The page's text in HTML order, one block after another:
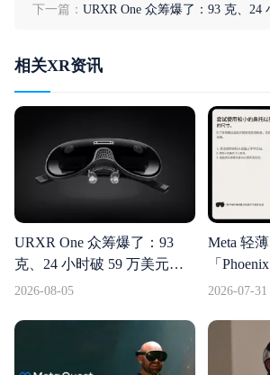
下一篇： URXR One 众筹爆了：93 克、24 小时破 59 万美元，轻薄
相关XR资讯
URXR One 众筹爆了：93
克、24 小时破 59 万美元，
轻薄 MR 眼镜的需求比想象
2026-08-05
Meta 轻
「
眼镜形态
2026-07-31